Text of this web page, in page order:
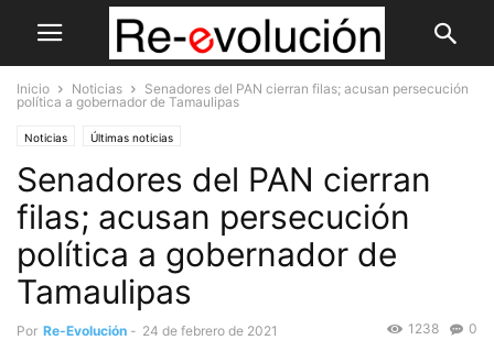
Inicio Noticias
Senadores del PAN cierran filas; acusan persecución
política a gobernador de Tamaulipas
Noticias Últimas noticias
Senadores del PAN cierran
filas; acusan persecución
política a gobernador de
Tamaulipas
Por Re-Evolución - 24 de febrero de 2021 0
1238